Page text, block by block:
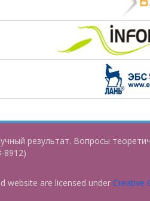
результат. Вопросы
8912)
website are licensed under Creative